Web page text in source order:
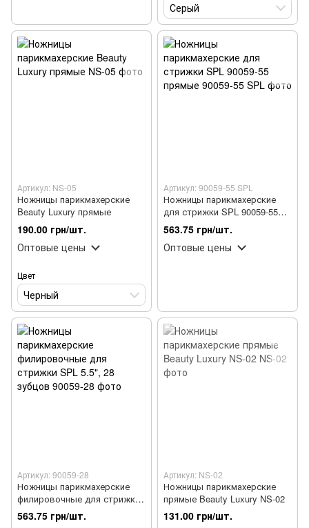
Серый
Артикул: NS-05
Ножницы парикмахерские
Beauty Luxury прямые
190.00 грн/шт.
Оптовые цены
Цвет
Черный
Артикул: 90059-55 SPL
Ножницы парикмахерские
для стрижки SPL 90059-55
прямые
563.75 грн/шт.
Оптовые цены
Артикул: 90059-28
Ножницы парикмахерские
филировочные для стрижки
SPL 5.5", 28 зубцов
563.75 грн/шт.
Артикул: NS-02
Ножницы парикмахерские
прямые Beauty Luxury NS-02
131.00 грн/шт.